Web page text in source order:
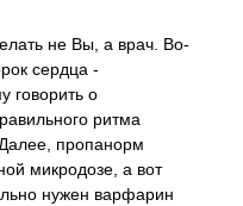
не Вы, а врач. Во-
сердца -
говорить о
ритма
пропанорм
микродозе, а вот
нужен варфарин